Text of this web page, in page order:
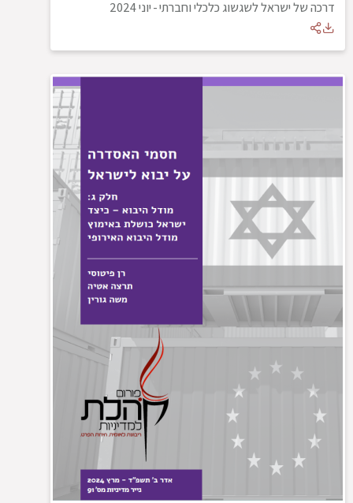
דרכה של ישראל לשגשוג כלכלי וחברתי-יוני 2024